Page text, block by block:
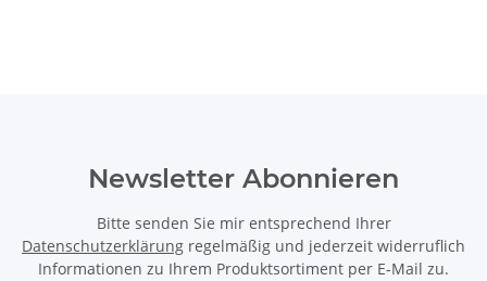
Newsletter Abonnieren
Bitte senden Sie mir entsprechend Ihrer
Datenschutzerklärung regelmäßig und jederzeit widerruflich
Informationen zu Ihrem Produktsortiment per E-Mail zu.